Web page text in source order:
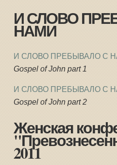
И СЛОВО
НАМИ
И СЛОВО ПРЕБЫВАЛО С
Gospel of John part 1
И СЛОВО ПРЕБЫВАЛО С
Gospel of John part 2
Женская
2011